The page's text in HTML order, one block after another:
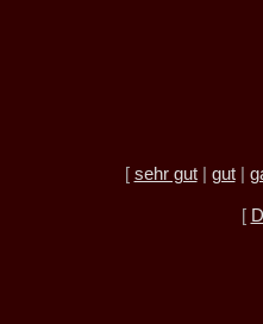
[ sehr gut| gut|
[